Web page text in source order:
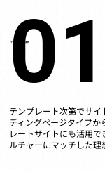
01
01
​テンプレートの選択
テンプレート次第でサ
ディングページタイプ
レートサイトにも活用
ルチャーにマッチした理